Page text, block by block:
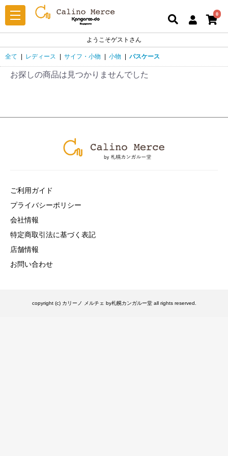
0
ようこそゲストさん
全て | レディース | サイフ・小物 | 小物 | パスケース
お探しの商品は見つかりませんでした
ご利用ガイド
プライバシーポリシー
会社情報
特定商取引法に基づく表記
店舗情報
お問い合わせ
copyright (c) カリーノ メルチェ by札幌カンガルー堂 all rights reserved.